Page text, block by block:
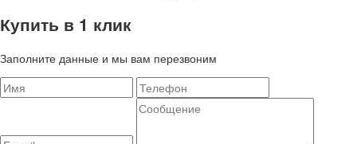
Купить в 1 клик
Заполните данные и мы вам перезвоним